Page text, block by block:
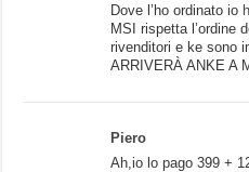
Dove l’ho ordinato io
MSI rispetta l’ordine
rivenditori e ke sono
ARRIVERÀ ANKE A
Piero
Ah,io lo pago 399 +